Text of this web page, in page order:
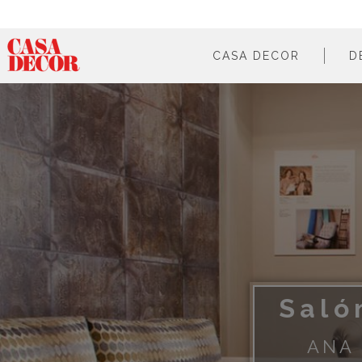
CASA DECOR
en los medios
ANA